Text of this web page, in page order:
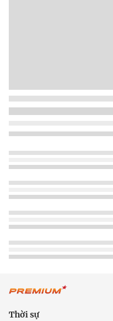
Thời sự